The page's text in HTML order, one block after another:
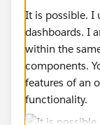
It is possible. I
dashboards. I
within the
components.
features of an
functionality.